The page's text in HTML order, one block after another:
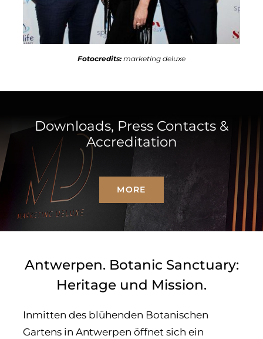
Fotocredits: marketing deluxe
Downloads, Press Contacts &
Accreditation
MORE
Antwerpen. Botanic Sanctuary:
Heritage und Mission.
Inmitten des blühenden Botanischen
Gartens in Antwerpen öffnet sich ein